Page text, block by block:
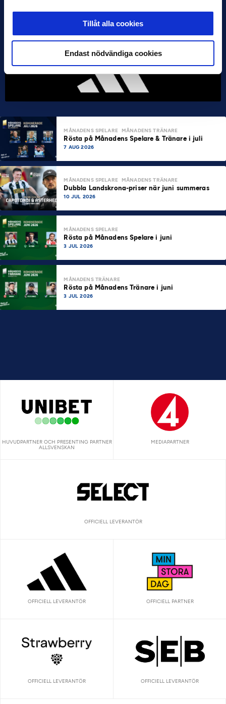
Tillåt alla cookies
Endast nödvändiga cookies
MÅNADENS SPELARE MÅNADENS TRÄNARE
Rösta på Månadens Spelare & Tränare i juli
7 AUG 2026
MÅNADENS SPELARE MÅNADENS TRÄNARE
Dubbla Landskrona-priser när juni summeras
10 JUL 2026
MÅNADENS SPELARE
Rösta på Månadens Spelare i juni
3 JUL 2026
MÅNADENS TRÄNARE
Rösta på Månadens Tränare i juni
3 JUL 2026
HUVUDPARTNER OCH PRESENTING PARTNER
ALLSVENSKAN
MEDIAPARTNER
OFFICIELL LEVERANTÖR
OFFICIELL LEVERANTÖR OFFICIELL PARTNER
OFFICIELL LEVERANTÖR OFFICIELL LEVERANTÖR